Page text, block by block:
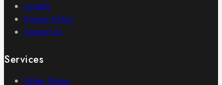
Locality
Privacy Policy
Contact Us
Services
Order Status